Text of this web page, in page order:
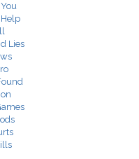
Lies